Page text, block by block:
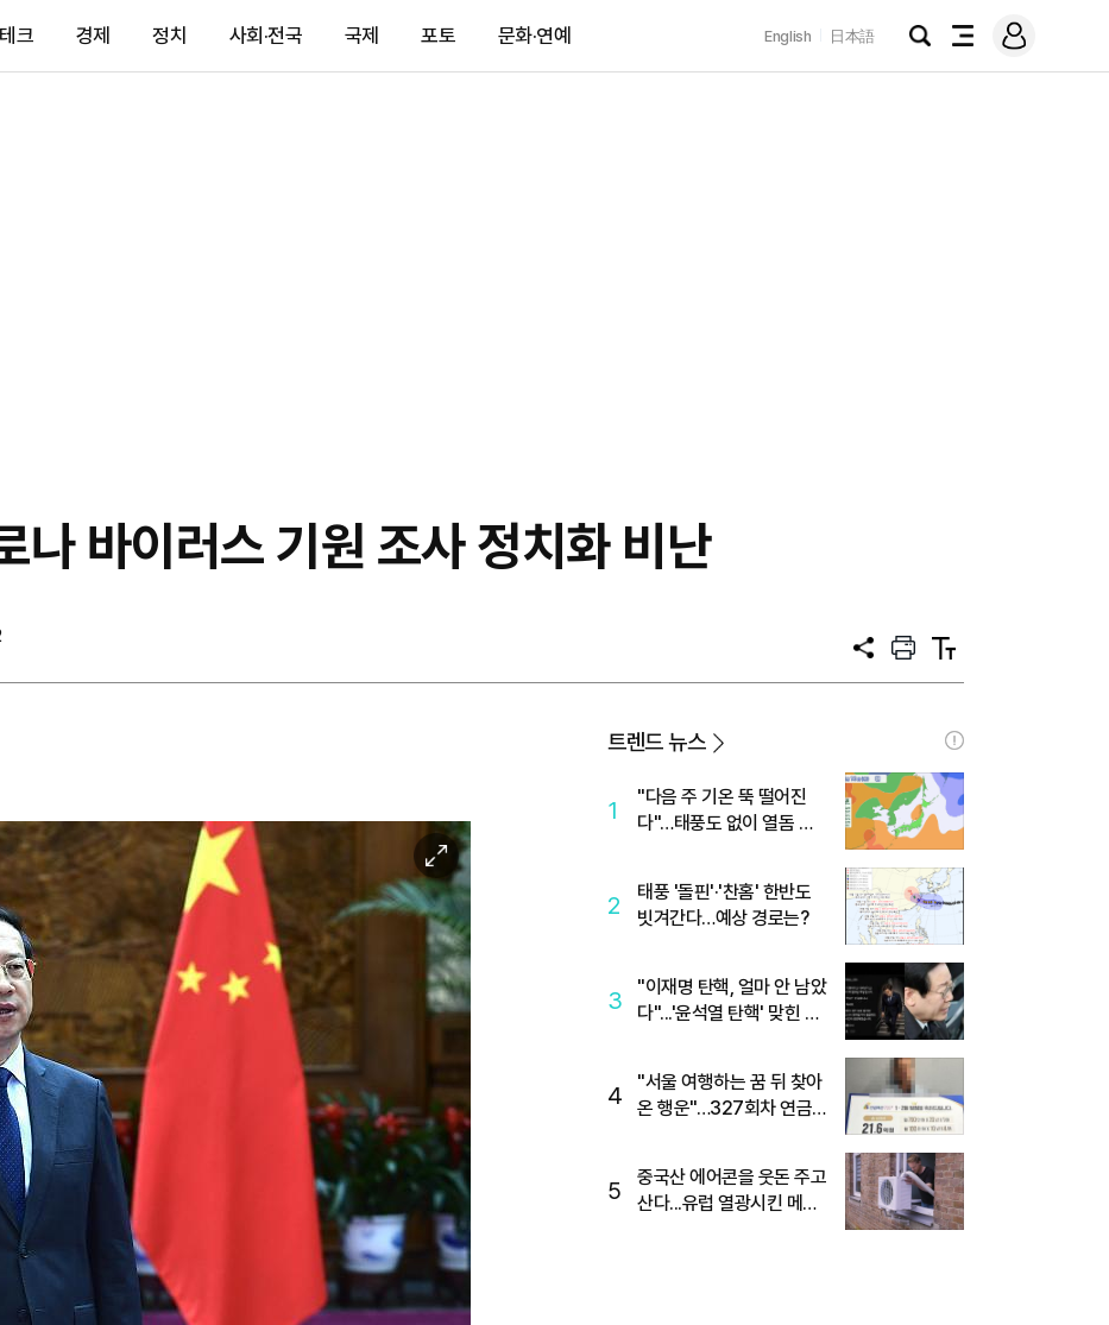
크 경제 정치 사회·전국 국제 포토 문화·연예 English 日本語
검
전
메
그
나 바이러스 기원 조사 정치화 비난
공
프
트
텍
트
이
미
지
확
대
트렌드 뉴스
1
"다음 주 기온 뚝 떨어진
다"…태풍도 없이 열돔 박
2
태풍 '돌핀'·'찬홈' 한반도
빗겨간다…예상 경로는?
3
"이재명 탄핵, 얼마 안 남았
다"...'윤석열 탄핵' 맞힌 무
4
"서울 여행하는 꿈 뒤 찾아
온 행운"…327회차 연금
5
중국산 에어콘을 웃돈 주고
산다...유럽 열광시킨 메이